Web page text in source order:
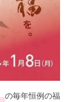
の毎年恒例の福